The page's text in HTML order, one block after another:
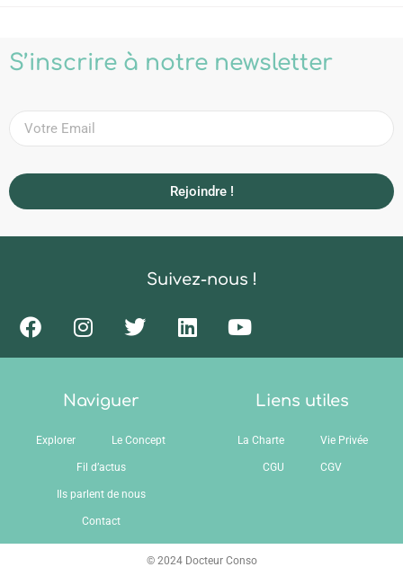
S’inscrire à notre newsletter
Rejoindre !
Suivez-nous !
Naviguer
Explorer Le Concept
Fil d’actus
Ils parlent de nous
Contact
Liens utiles
La Charte Vie Privée
CGU CGV
© 2024 Docteur Conso